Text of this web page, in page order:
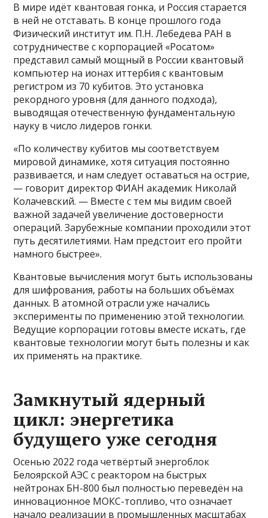
В мире идёт квантовая гонка, и Россия старается
в ней не отставать. В конце прошлого года
Физический институт им. П.Н. Лебедева РАН в
сотрудничестве с корпорацией «Росатом»
представил самый мощный в России квантовый
компьютер на ионах иттербия с квантовым
регистром из 70 кубитов. Это установка
рекордного уровня (для данного подхода),
выводящая отечественную фундаментальную
науку в число лидеров гонки.
«По количеству кубитов мы соответствуем
мировой динамике, хотя ситуация постоянно
развивается, и нам следует оставаться на острие,
— говорит директор ФИАН академик Николай
Колачевский. — Вместе с тем мы видим своей
важной задачей увеличение достоверности
операций. Зарубежные компании проходили этот
путь десятилетиями. Нам предстоит его пройти
намного быстрее».
Квантовые вычисления могут быть использованы
для шифрования, работы на больших объёмах
данных. В атомной отрасли уже начались
эксперименты по применению этой технологии.
Ведущие корпорации готовы вместе искать, где
квантовые технологии могут быть полезны и как
их применять на практике.
Замкнутый ядерный
цикл: энергетика
будущего уже сегодня
Осенью 2022 года четвёртый энергоблок
Белоярской АЭС с реактором на быстрых
нейтронах БН-800 был полностью переведён на
инновационное МОКС-топливо, что означает
начало реализации в промышленных масштабах